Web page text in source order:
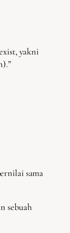
yakni
sama
sebuah